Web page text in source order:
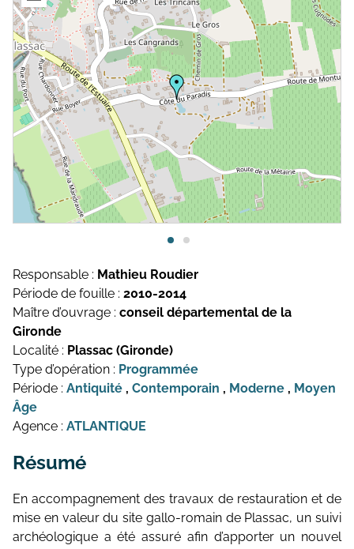
Topographie et Photogrammétrie
Drones
Inventaires du patrimoine
Systèmes d’information géographique
HArpage
La formation QGIS
Études du mobilier
Études géoarchéologiques
Communication et Valorisation
Publications de l’équipe
Responsable : Mathieu Roudier
Période de fouille : 2010-2014
Maître d’ouvrage : conseil départemental de la
Gironde
Localité : Plassac (Gironde)
Type d’opération : Programmée
Période : Antiquité , Contemporain , Moderne , Moyen
Âge
Agence : ATLANTIQUE
Résumé
En accompagnement des travaux de restauration et de
mise en valeur du site gallo-romain de Plassac, un suivi
archéologique a été assuré afin d’apporter un nouvel